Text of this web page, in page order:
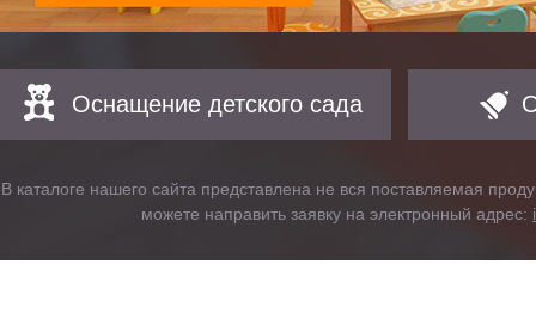
Оснащение детского сада
В каталоге нашего сайта представлена не вся поставляемая
можете направить заявку на электронный адрес: